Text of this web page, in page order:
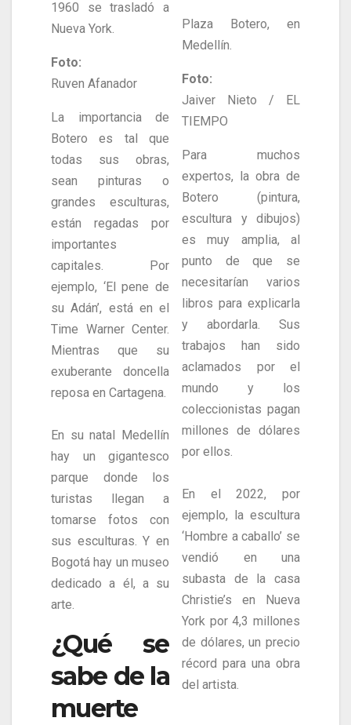
1960 se trasladó a
Nueva York.
Foto:
Ruven Afanador
La importancia de
Botero es tal que
todas sus obras,
sean pinturas o
grandes esculturas,
están regadas por
importantes
capitales. Por
ejemplo, ‘El pene de
su Adán’, está en el
Time Warner Center.
Mientras que su
exuberante doncella
reposa en Cartagena.
En su natal Medellín
hay un gigantesco
parque donde los
turistas llegan a
tomarse fotos con
sus esculturas. Y en
Bogotá hay un museo
dedicado a él, a su
arte.
¿Qué se
sabe de la
muerte
Plaza Botero, en
Medellín.
Foto:
Jaiver Nieto / EL
TIEMPO
Para muchos
expertos, la obra de
Botero (pintura,
escultura y dibujos)
es muy amplia, al
punto de que se
necesitarían varios
libros para explicarla
y abordarla. Sus
trabajos han sido
aclamados por el
mundo y los
coleccionistas pagan
millones de dólares
por ellos.
En el 2022, por
ejemplo, la escultura
‘Hombre a caballo’ se
vendió en una
subasta de la casa
Christie’s en Nueva
York por 4,3 millones
de dólares, un precio
récord para una obra
del artista.